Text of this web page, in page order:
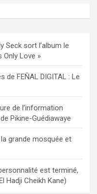
Seck sort l’album le
Only Love »
FEÑAL DIGITAL : Le
de l’information
Pikine-Guédiawaye
grande mosquée et
est terminé,
Hadji Cheikh Kane)